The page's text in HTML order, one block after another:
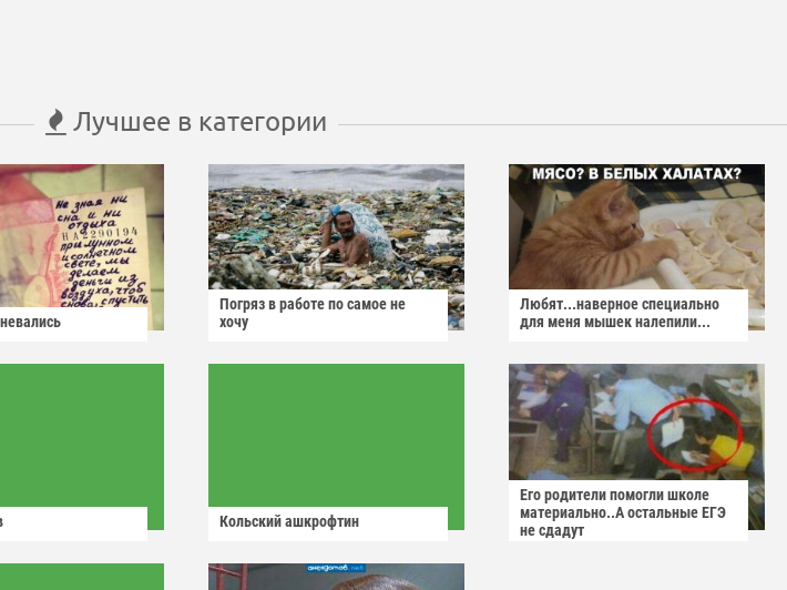
Лучшее в категории
Погряз в работе по самое не
хочу
Любят...наверное специально
для меня мышек налепили...
Кольский ашкрофтин
Его родители помогли школе
материально..А остальные ЕГЭ
не сдадут